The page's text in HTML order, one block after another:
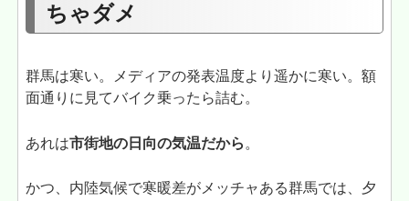
ちゃダメ
群馬は寒い。メディアの発表温度より遥かに寒い。額
面通りに見てバイク乗ったら詰む。
あれは市街地の日向の気温だから 。
かつ、内陸気候で寒暖差がメッチャある群馬では、夕